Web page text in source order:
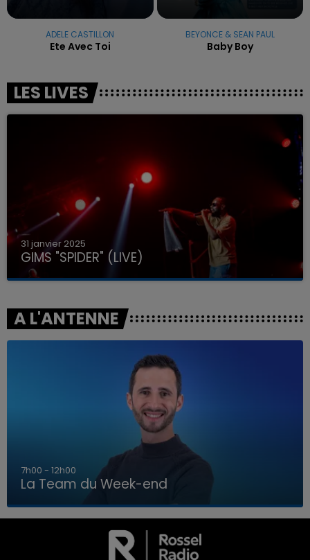
LA TEAM DU WEEK-END
ADELE CASTILLON
Ete Avec Toi
BEYONCE & SEAN PAUL
Baby Boy
LES LIVES
31 janvier 2025
GIMS "SPIDER" (LIVE)
A L'ANTENNE
16h00 - 20h00
La Team du Week-end